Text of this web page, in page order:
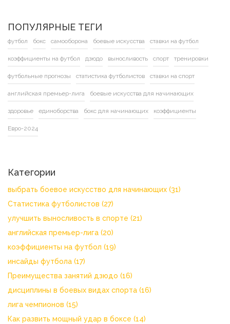
ПОПУЛЯРНЫЕ ТЕГИ
футбол бокс самооборона боевые искусства ставки на футбол
коэффициенты на футбол дзюдо выносливость спорт тренировки
футбольные прогнозы статистика футболистов ставки на спорт
английская премьер-лига боевые искусства для начинающих
здоровье единоборства бокс для начинающих коэффициенты
Евро-2024
Категории
выбрать боевое искусство для начинающих (31)
Статистика футболистов (27)
улучшить выносливость в спорте (21)
английская премьер-лига (20)
коэффициенты на футбол (19)
инсайды футбола (17)
Преимущества занятий дзюдо (16)
дисциплины в боевых видах спорта (16)
лига чемпионов (15)
Как развить мощный удар в боксе (14)